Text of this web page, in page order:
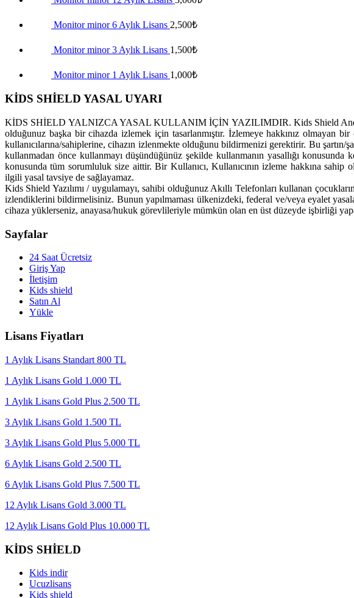
Monitor minor 6 Aylık Lisans 2,500₺
Monitor minor 3 Aylık Lisans 1,500₺
Monitor minor 1 Aylık Lisans 1,000₺
KİDS SHİELD YASAL UYARI
KİDS SHİELD YALNIZCA YASAL KULLANIM İÇİN YAZILIMDIR. Kids Shield Android
olduğunuz başka bir cihazda izlemek için tasarlanmıştır. İzlemeye hakkınız olmayan
kullanıcılarına/sahiplerine, cihazın izlenmekte olduğunu bildirmenizi gerektirir. Bu şartın/
kullanmadan önce kullanmayı düşündüğünüz şekilde kullanmanın yasallığı konusunda
konusunda tüm sorumluluk size aittir. Bir Kullanıcı, Kullanıcının izleme hakkına sahip
ilgili yasal tavsiye de sağlayamaz.
Kids Shield Yazılımı / uygulamayı, sahibi olduğunuz Akıllı Telefonları kullanan
izlendiklerini bildirmelisiniz. Bunun yapılmaması ülkenizdeki, federal ve/veya eyalet
cihaza yüklerseniz, anayasa/hukuk görevlileriyle mümkün olan en üst düzeyde işbirliği
Sayfalar
24 Saat Ücretsiz
Giriş Yap
İletişim
Kids shield
Satın Al
Yükle
Lisans Fiyatları
1 Aylık Lisans Standart 800 TL
1 Aylık Lisans Gold 1.000 TL
1 Aylık Lisans Gold Plus 2.500 TL
3 Aylık Lisans Gold 1.500 TL
3 Aylık Lisans Gold Plus 5.000 TL
6 Aylık Lisans Gold 2.500 TL
6 Aylık Lisans Gold Plus 7.500 TL
12 Aylık Lisans Gold 3.000 TL
12 Aylık Lisans Gold Plus 10.000 TL
KİDS SHİELD
Kids indir
Ucuzlisans
Kids shield